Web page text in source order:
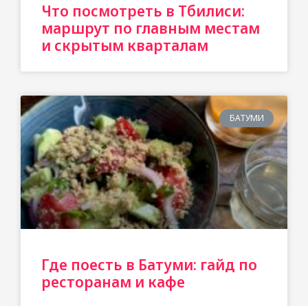
Что посмотреть в Тбилиси:
маршрут по главным местам
и скрытым кварталам
БАТУМИ
Где поесть в Батуми: гайд по
ресторанам и кафе